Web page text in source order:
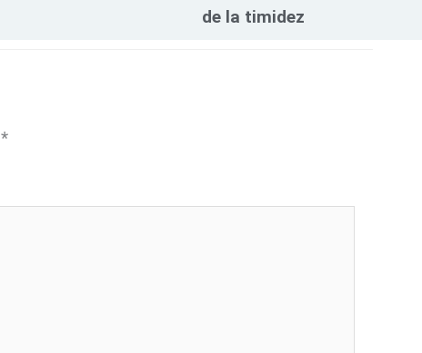
de la timidez
*